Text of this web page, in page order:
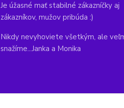
Je úžasné mať stabilné zákazníčky aj
zákazníkov, mužov pribúda :)
Nikdy nevyhoviete všetkým, ale
snažíme...Janka a Monika